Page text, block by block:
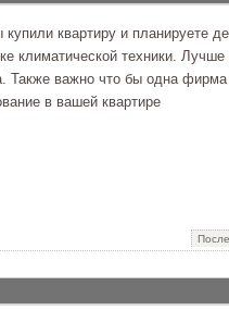
купили квартиру и планируете
климатической техники.
Также важно что бы одна фирма
в вашей квартире